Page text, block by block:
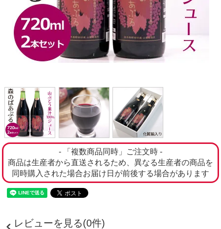
- 「複数商品同時」ご注文時 -
商品は生産者から直送されるため、異なる生産者の商品を
同時購入された場合お届け日が前後する場合があります
レビューを見る(0件)